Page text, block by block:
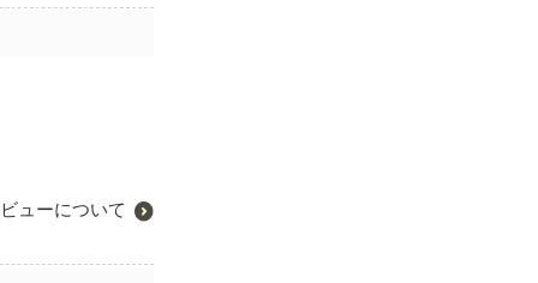
ューについて